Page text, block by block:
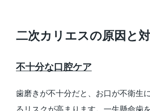
二次カリエスの原因と
不十分な口腔ケア
歯磨きが不十分だと、お口が不衛生
るリスクが高まります。一生懸命歯